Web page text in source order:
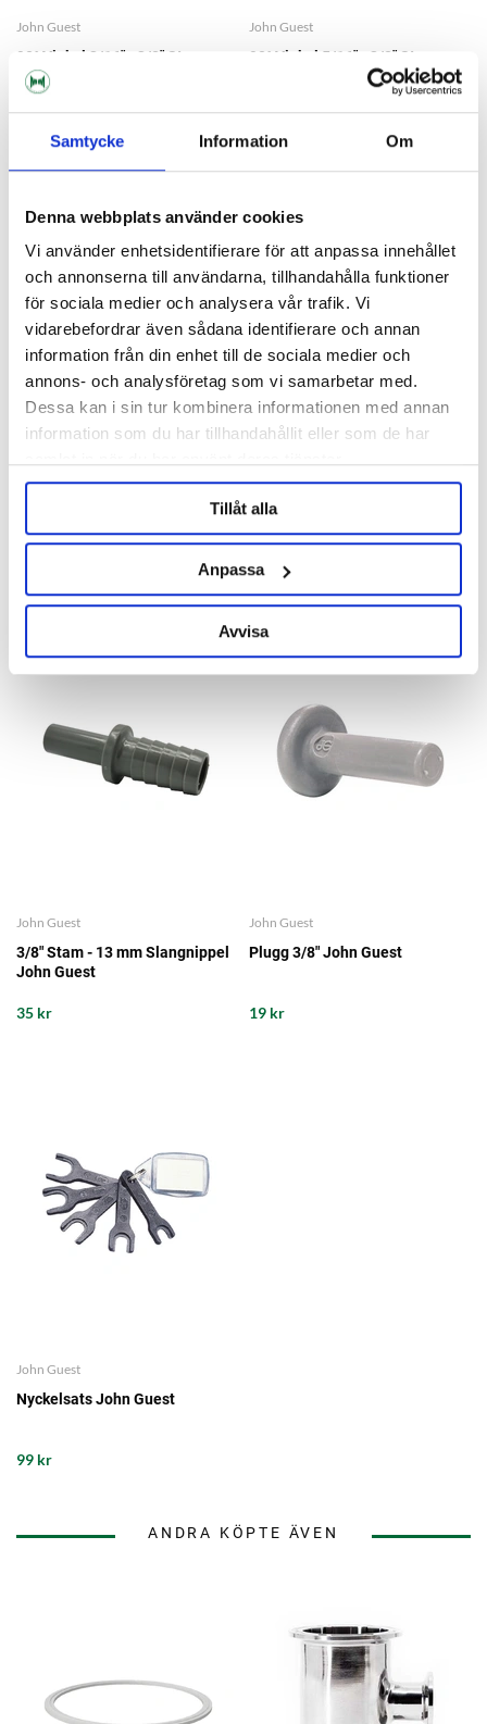
Samtycke Information Om
Denna webbplats använder cookies
Vi använder enhetsidentifierare för att anpassa innehållet
och annonserna till användarna, tillhandahålla funktioner
för sociala medier och analysera vår trafik. Vi
vidarebefordrar även sådana identifierare och annan
information från din enhet till de sociala medier och
annons- och analysföretag som vi samarbetar med.
Dessa kan i sin tur kombinera informationen med annan
information som du har tillhandahållit eller som de har
Tillåt alla
Anpassa
Avvisa
John Guest
90° Vinkel 3/16" - 3/8" Stam
John Guest
45 kr
John Guest
90° Vinkel 5/16" - 3/8" Stam
29 kr
90° Vinkel 3/8" - 3/8" Stam John
3/8" Stam - 9.5 mm Slangnippel
29 kr
John Guest
3/8" Stam - 13 mm Slangnippel
John Guest
35 kr
John Guest
Plugg 3/8" John Guest
19 kr
John Guest
Nyckelsats John Guest
99 kr
ANDRA KÖPTE ÄVEN